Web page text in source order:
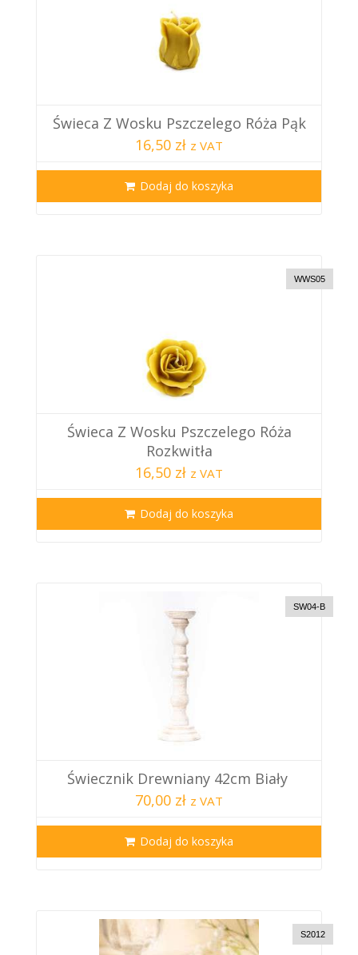
Świeca Z Wosku Pszczelego Róża Pąk
16,50 zł z VAT
Dodaj do koszyka
WWS05
Świeca Z Wosku Pszczelego Róża
Rozkwitła
16,50 zł z VAT
Dodaj do koszyka
SW04-B
Świecznik Drewniany 42cm Biały
70,00 zł z VAT
Dodaj do koszyka
S2012